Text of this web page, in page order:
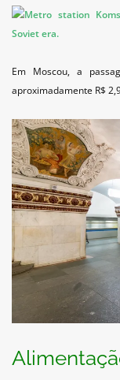
Em Moscou, a
aproximadamente R$